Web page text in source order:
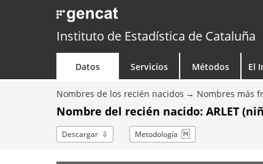
Instituto de Estadística de Cataluña
Datos Servicios Métodos El
Nombres de los recién nacidos Nombres más
Nombre del recién nacido: ARLET
Descargar Metodología